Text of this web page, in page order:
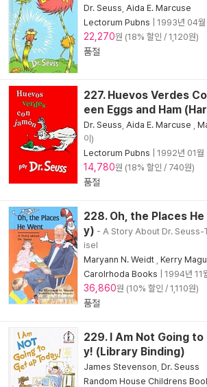
Dr. Seuss Aida E. Marcuse
Lectorum Pubns
1993년 04월
22,270원 (18% 할인 / 1,120원)
품절
227. Huevos Verdes
een Eggs and Ham
Dr. Seuss Aida E. Marcuse
이)
Lectorum Pubns
1992년 01월
14,780원 (18% 할인 / 740원)
품절
228. Oh, the Places
y) - A Story About Dr.
isel
Maryann N. Weidt Kerry
Carolrhoda Books
1994년 11
36,860원 (10% 할인 / 1,110원)
품절
229. I Am Not Going to
y! (Library Binding)
James Stevenson Dr. Seuss
Random House Childrens